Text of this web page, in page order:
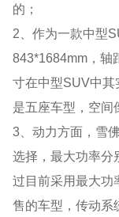
的；
2、作为一款中型
843*1684mm，轴
寸在中型SUV中
是五座车型，空间
3、动力方面，雪
选择，最大功率分
过目前采用最大功
售的车型，传动系